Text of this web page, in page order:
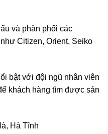
và phân phối các
Citizen, Orient, Seiko
bật với đội ngũ nhân viên
khách hàng tìm được sản
Hà Tĩnh